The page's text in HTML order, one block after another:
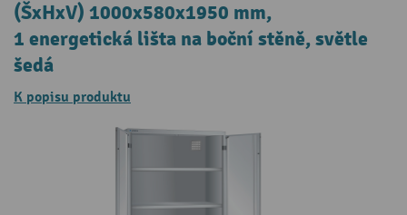
(ŠxHxV) 1000x580x1950 mm,
1 energetická lišta na boční stěně, světle
šedá
K popisu produktu